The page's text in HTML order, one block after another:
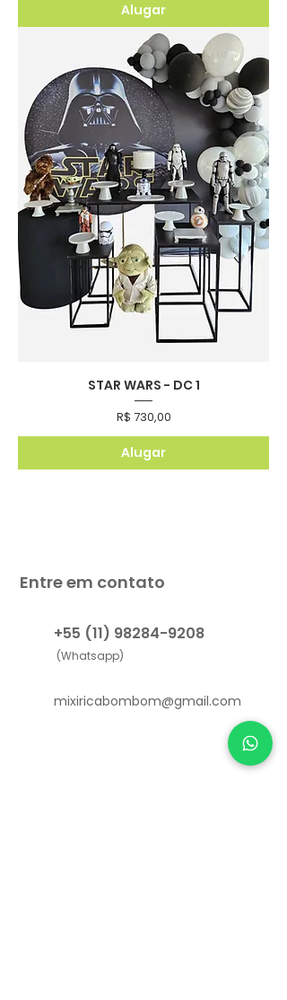
Alugar
STAR WARS - DC 1
Preço
R$ 730,00
Alugar
Entre em contato
+55 (11) 98284-9208
(Whatsapp)
mixiricabombom@gmail.com